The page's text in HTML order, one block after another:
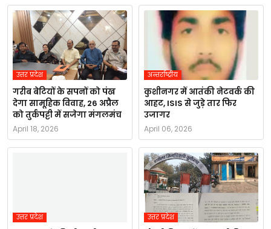
उत्तर प्रदेश
गरीब बेटियों के सपनों को पंख
देगा सामूहिक विवाह, 26 अप्रैल
को तुर्कपट्टी में सजेगा मंगलमंच
April 18, 2026
अन्तर्राष्ट्रीय
कुशीनगर में आतंकी नेटवर्क की
आहट, ISIS से जुड़े तार फिर
उजागर
April 06, 2026
उत्तर प्रदेश उत्तर प्रदेश